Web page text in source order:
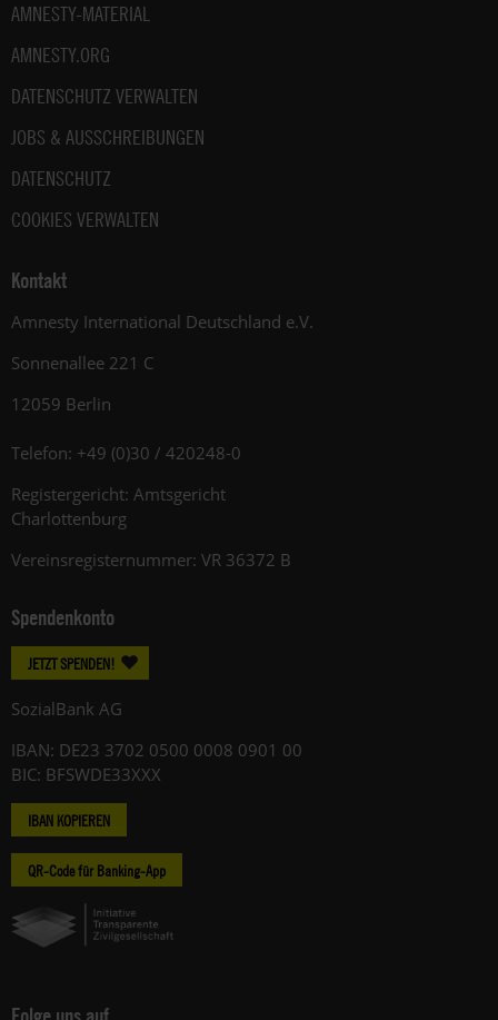
AMNESTY-MATERIAL
AMNESTY.ORG
DATENSCHUTZ VERWALTEN
JOBS & AUSSCHREIBUNGEN
DATENSCHUTZ
COOKIES VERWALTEN
Kontakt
Amnesty International Deutschland e.V.
Sonnenallee 221 C
12059 Berlin
Telefon: +49 (0)30 / 420248-0
Registergericht: Amtsgericht
Charlottenburg
Vereinsregisternummer: VR 36372 B
Spendenkonto
JETZT SPENDEN!
SozialBank AG
IBAN: DE23 3702 0500 0008 0901 00
BIC: BFSWDE33XXX
IBAN KOPIEREN
QR-Code für Banking-App